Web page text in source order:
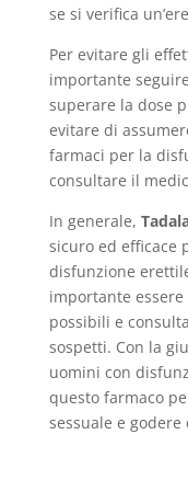
se si verifica
Per evitare gli
importante
superare la dose
evitare di
farmaci per la
consultare il
In generale,
sicuro ed efficace
disfunzione
importante
possibili e
sospetti. Con la
uomini con
questo farmaco
sessuale e